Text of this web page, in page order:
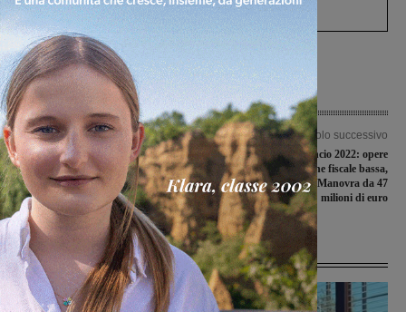
Levane nel 2020
Articolo precedente
Chiudono in orario notturno i
giardini pubblici di via Martiri
Cavicchi
Articolo successivo
Approvato il bilancio 2022: opere
pubbliche, pressione fiscale bassa,
politiche sociali. Manovra da 47
milioni di euro
Ultime Notizie